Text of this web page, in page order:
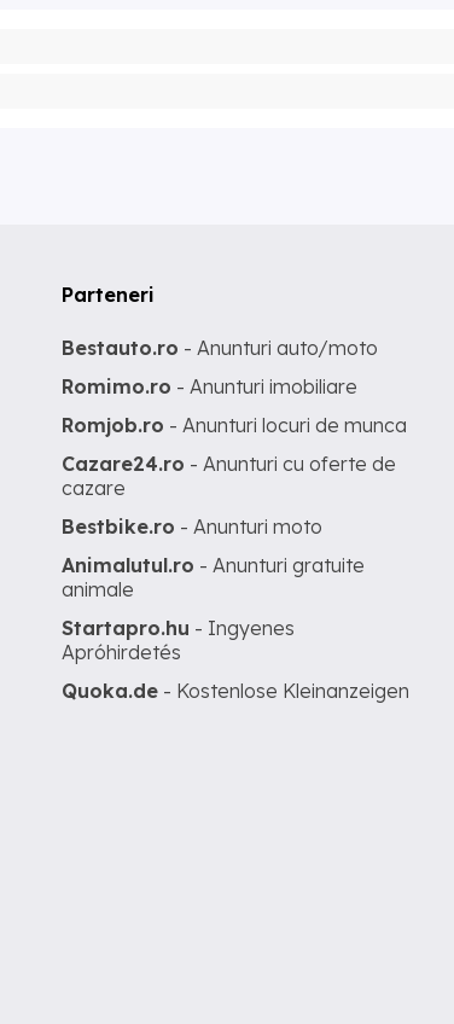
Parteneri
Bestauto.ro - Anunturi auto/moto
Romimo.ro - Anunturi imobiliare
Romjob.ro - Anunturi locuri de munca
Cazare24.ro - Anunturi cu oferte de
cazare
Bestbike.ro - Anunturi moto
Animalutul.ro - Anunturi gratuite
animale
Startapro.hu - Ingyenes
Apróhirdetés
Quoka.de - Kostenlose Kleinanzeigen